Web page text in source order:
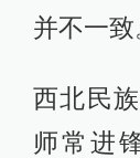
并不一致
西北民
师常进